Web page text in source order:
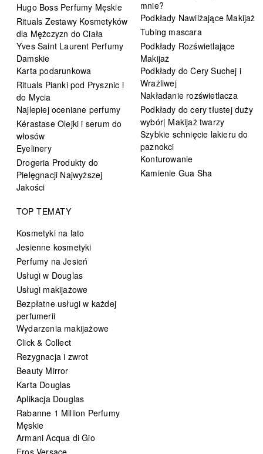
Hugo Boss Perfumy Męskie
Rituals Zestawy Kosmetyków
dla Mężczyzn do Ciała
Yves Saint Laurent Perfumy
Damskie
Karta podarunkowa
Rituals Pianki pod Prysznic i
do Mycia
Najlepiej oceniane perfumy
Kérastase Olejki i serum do
włosów
Eyelinery
Drogeria Produkty do
Pielęgnacji Najwyższej
Jakości
mnie?
Podkłady Nawilżające Makijaż
Tubing mascara
Podkłady Rozświetlające
Makijaż
Podkłady do Cery Suchej i
Wrażliwej
Nakładanie rozświetlacza
Podkłady do cery tłustej duży
wybór| Makijaż twarzy
Szybkie schnięcie lakieru do
paznokci
Konturowanie
Kamienie Gua Sha
TOP TEMATY
Kosmetyki na lato
Jesienne kosmetyki
Perfumy na Jesień
Usługi w Douglas
Usługi makijażowe
Bezpłatne usługi w każdej
perfumerii
Wydarzenia makijażowe
Click & Collect
Rezygnacja i zwrot
Beauty Mirror
Karta Douglas
Aplikacja Douglas
Rabanne 1 Million Perfumy
Męskie
Armani Acqua di Gio